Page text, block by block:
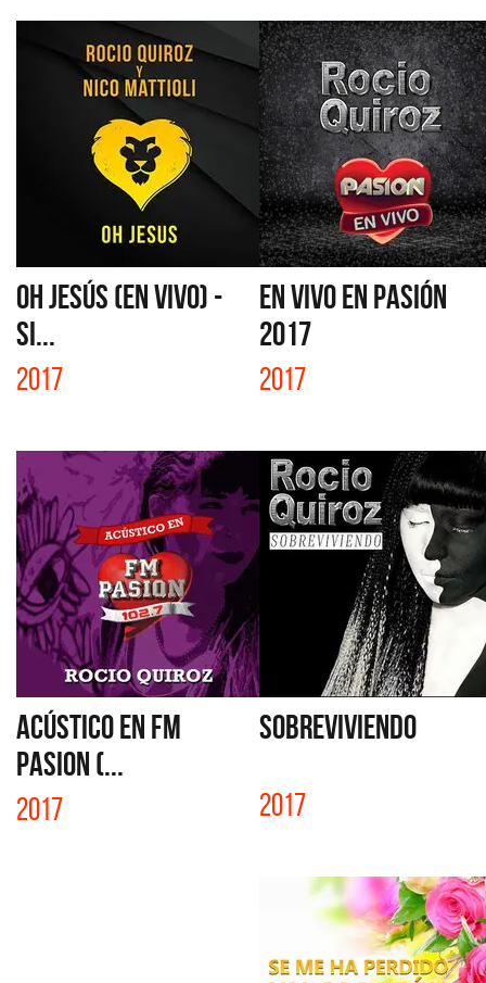
OH JESÚS (EN VIVO) -
SI...
2017
EN VIVO EN PASIÓN
2017
2017
ACÚSTICO EN FM
PASION (...
2017
SOBREVIVIENDO
2017